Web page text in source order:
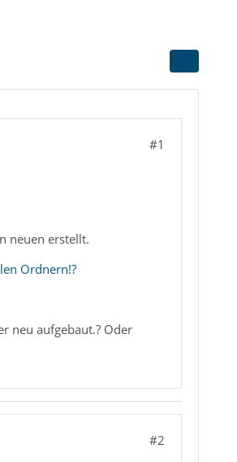
#1
neuen erstellt.
Ordnern!?
neu aufgebaut.? Oder
#2